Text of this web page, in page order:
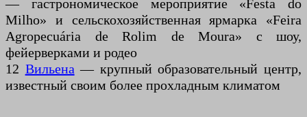
— гастрономическое мероприятие «Festa do
Milho» и сельскохозяйственная ярмарка «Feira
Agropecuária de Rolim de Moura» с шоу,
фейерверками и родео
12 Вильена — крупный образовательный центр,
известный своим более прохладным климатом